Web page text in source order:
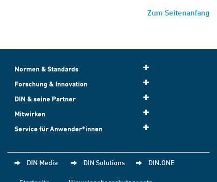
Zum Seitenanfang
Normen & Standards
Forschung & Innovation
DIN & seine Partner
Mitwirken
Service für Anwender*innen
DIN Media DIN Solutions DIN.ONE